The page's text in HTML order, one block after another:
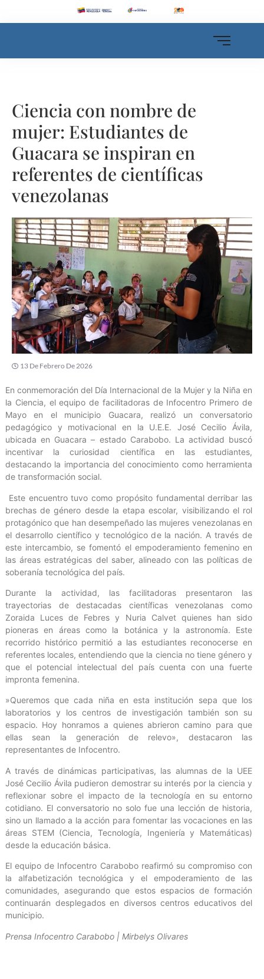
Ciencia con nombre de
mujer: Estudiantes de
Guacara se inspiran en
referentes de científicas
venezolanas
13 De Febrero De 2026
En conmemoración del Día Internacional de la Mujer y la Niña en
la Ciencia, el equipo de facilitadoras de Infocentro Primero de
Mayo en el municipio Guacara, realizó un conversatorio
pedagógico y motivacional en la U.E.E. José Cecilio Ávila,
ubicada en Guacara – estado Carabobo. La actividad buscó
incentivar la curiosidad científica en las estudiantes,
destacando la importancia del conocimiento como herramienta
de transformación social.
​ Este encuentro tuvo como propósito fundamental derribar las
brechas de género desde la etapa escolar, visibilizando el rol
protagónico que han desempeñado las mujeres venezolanas en
el desarrollo científico y tecnológico de la nación. A través de
este intercambio, se fomentó el empoderamiento femenino en
las áreas estratégicas del saber, alineado con las políticas de
soberanía tecnológica del país.
​Durante la actividad, las facilitadoras presentaron las
trayectorias de destacadas científicas venezolanas como
Zoraida Luces de Febres y Nuria Calvet quienes han sido
pioneras en áreas como la botánica y la astronomía. Este
recorrido histórico permitió a las estudiantes reconocerse en
referentes locales, entendiendo que la ciencia no tiene género y
que el potencial intelectual del país cuenta con una fuerte
impronta femenina.
​»Queremos que cada niña en esta institución sepa que los
laboratorios y los centros de investigación también son su
espacio. Hoy honramos a quienes abrieron camino para que
ellas sean la generación de relevo», destacaron las
representantes de Infocentro.
​A través de dinámicas participativas, las alumnas de la UEE
José Cecilio Ávila pudieron demostrar su interés por la ciencia y
reflexionar sobre el impacto de la tecnología en su entorno
cotidiano. El conversatorio no solo fue una lección de historia,
sino un llamado a la acción para fomentar las vocaciones en las
áreas STEM (Ciencia, Tecnología, Ingeniería y Matemáticas)
desde la educación básica.
​El equipo de Infocentro Carabobo reafirmó su compromiso con
la alfabetización tecnológica y el empoderamiento de las
comunidades, asegurando que estos espacios de formación
continuarán desplegados en diversos centros educativos del
municipio.
Prensa Infocentro Carabobo | Mirbelys Olivares